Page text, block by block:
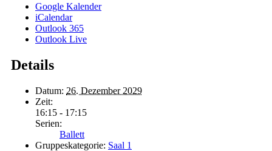
Google Kalender
iCalendar
Outlook 365
Outlook Live
Details
Datum: 26. Dezember 2029
Zeit:
16:15 - 17:15
Serien:
Ballett
Gruppeskategorie: Saal 1